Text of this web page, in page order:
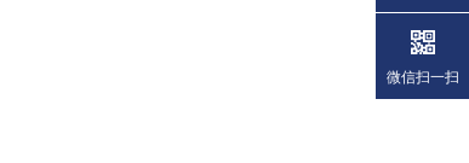
微信扫一扫